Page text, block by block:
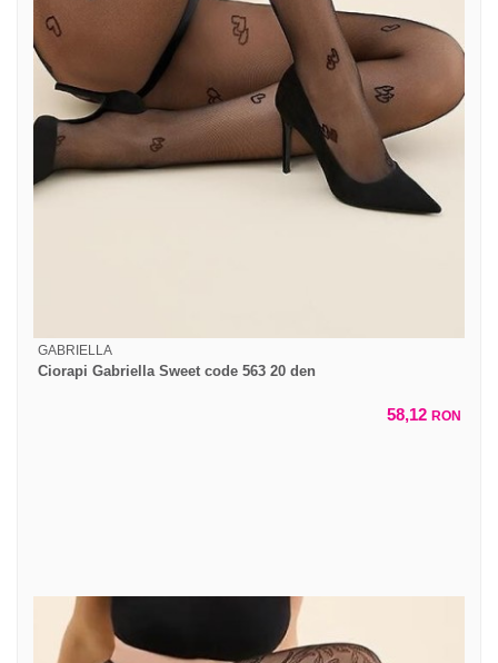
GABRIELLA
Ciorapi Gabriella Sweet code 563 20 den
58,12 RON